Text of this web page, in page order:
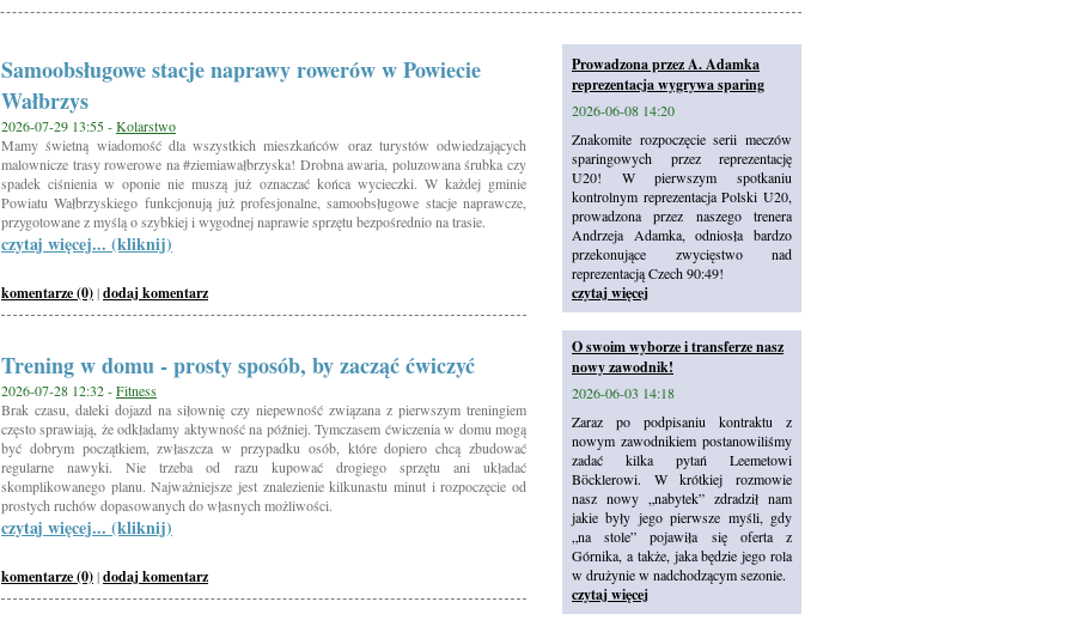
Samoobsługowe stacje naprawy rowerów w Powiecie
Wałbrzys
2026-07-29 13:55 -Kolarstwo
Mamy świetną wiadomość dla wszystkich mieszkańców oraz turystów odwiedzających
malownicze trasy rowerowe na #ziemiawałbrzyska! Drobna awaria, poluzowana śrubka czy
spadek ciśnienia w oponie nie muszą już oznaczać końca wycieczki. W każdej gminie
Powiatu Wałbrzyskiego funkcjonują już profesjonalne, samoobsługowe stacje naprawcze,
przygotowane z myślą o szybkiej i wygodnej naprawie sprzętu bezpośrednio na trasie.
czytaj więcej... (kliknij)
komentarze (0)|dodaj komentarz
Trening w domu - prosty sposób, by zacząć ćwiczyć
2026-07-28 12:32 -Fitness
Brak czasu, daleki dojazd na siłownię czy niepewność związana z pierwszym treningiem
często sprawiają, że odkładamy aktywność na później. Tymczasem ćwiczenia w domu mogą
być dobrym początkiem, zwłaszcza w przypadku osób, które dopiero chcą zbudować
regularne nawyki. Nie trzeba od razu kupować drogiego sprzętu ani układać
skomplikowanego planu. Najważniejsze jest znalezienie kilkunastu minut i rozpoczęcie od
prostych ruchów dopasowanych do własnych możliwości.
czytaj więcej... (kliknij)
komentarze (0)|dodaj komentarz
Prowadzona przez A. Adamka
reprezentacja wygrywa sparing
2026-06-08 14:20
Znakomite rozpoczęcie serii meczów
sparingowych przez reprezentację
U20! W pierwszym spotkaniu
kontrolnym reprezentacja Polski U20,
prowadzona przez naszego trenera
Andrzeja Adamka, odniosła bardzo
przekonujące zwycięstwo nad
reprezentacją Czech 90:49!
czytaj więcej
O swoim wyborze i transferze nasz
nowy zawodnik!
2026-06-03 14:18
Zaraz po podpisaniu kontraktu z
nowym zawodnikiem postanowiliśmy
zadać kilka pytań Leemetowi
Böcklerowi. W krótkiej rozmowie
nasz nowy „nabytek” zdradził nam
jakie były jego pierwsze myśli, gdy
„na stole” pojawiła się oferta z
Górnika, a także, jaka będzie jego rola
w drużynie w nadchodzącym sezonie.
czytaj więcej